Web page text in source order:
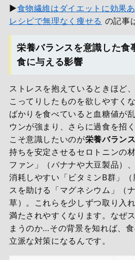
▶食物繊維はダイエットに効果
レシピで無理なく痩せる の記事
栄養バランスを意識した食
食に与える影響
ストレスを抱えているときほど
こってりしたものを欲しやすく
ばかりを食べていると血糖値が
ウンが強まり、さらに過食を招
こそ意識したいのが栄養バランス
持ちを安定させるセロトニンの
ファン」（バナナや大豆製品）
消耗しやすい「ビタミンB群」
スを助ける「マグネシウム」（
草）。これらを少しずつ取り入
満たされやすくなります。なぜ
まうのか…その背景を知れば、
立派な対策になるんです。